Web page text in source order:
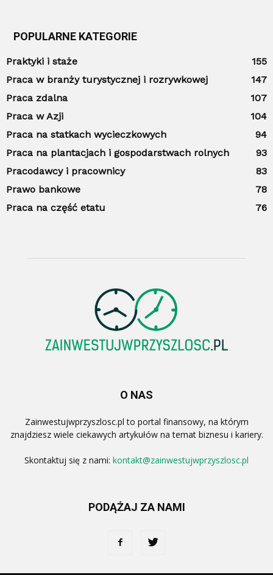
POPULARNE KATEGORIE
Praktyki i staże
155
Praca w branży turystycznej i rozrywkowej
147
Praca zdalna
107
Praca w Azji
104
Praca na statkach wycieczkowych
94
Praca na plantacjach i gospodarstwach rolnych
93
Pracodawcy i pracownicy
83
Prawo bankowe
78
Praca na część etatu
76
O NAS
Zainwestujwprzyszlosc.pl to portal finansowy, na którym
znajdziesz wiele ciekawych artykułów na temat biznesu i kariery.
Skontaktuj się z nami: kontakt@zainwestujwprzyszlosc.pl
PODĄŻAJ ZA NAMI